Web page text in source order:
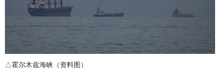
△霍尔木兹海峡（资料图）